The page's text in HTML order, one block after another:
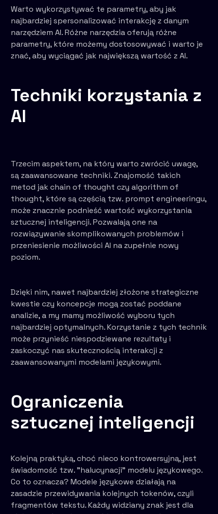
Warto wykorzystywać te parametry, aby jak
najbardziej spersonalizować interakcję z danym
narzędziem AI. Różne narzędzia oferują różne
parametry, które możemy dostosowywać i warto je
znać, aby wyciągać jak największą wartość z AI.
Techniki korzystania z
AI
Trzecim aspektem, na który warto zwrócić uwagę,
są zaawansowane techniki. Znajomość takich
metod jak chain of thought czy algorithm of
thought, które są częścią tzw. prompt engineeringu,
może znacznie podnieść wartość wykorzystania
sztucznej inteligencji. Pozwalają one na
rozwiązywanie skomplikowanych problemów i
przeniesienie możliwości AI na zupełnie nowy
poziom.
Dzięki nim, nawet najbardziej złożone strategiczne
kwestie czy koncepcje mogą zostać poddane
analizie, a my mamy możliwość wyboru tych
najbardziej optymalnych. Korzystanie z tych technik
może przynieść niespodziewane rezultaty i
zaskoczyć nas skutecznością interakcji z
zaawansowanymi modelami językowymi.
Ograniczenia
sztucznej inteligencji
Kolejną praktyką, choć nieco kontrowersyjną, jest
świadomość tzw. "halucynacji" modelu językowego.
Co to oznacza? Modele językowe działają na
zasadzie przewidywania kolejnych tokenów, czyli
fragmentów tekstu. Każdy widziany znak jest dla